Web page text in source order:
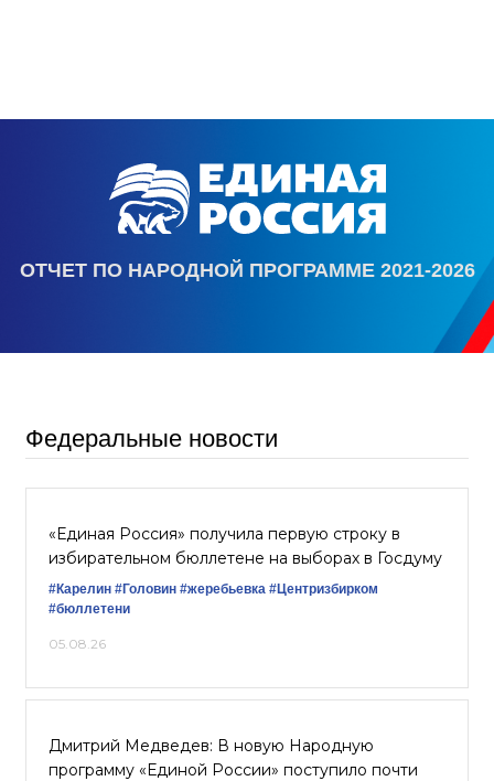
ОТЧЕТ ПО НАРОДНОЙ ПРОГРАММЕ 2021-2026
Федеральные новости
«Единая Россия» получила первую строку в
избирательном бюллетене на выборах в Госдуму
#Карелин #Головин #жеребьевка #Центризбирком
#бюллетени
05.08.26
Дмитрий Медведев: В новую Народную
программу «Единой России» поступило почти